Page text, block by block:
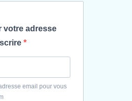
votre adresse
email pour vous